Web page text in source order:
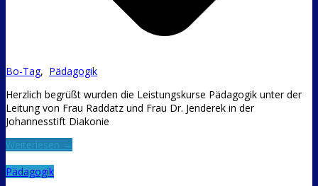
Bo-Tag, Pädagogik
Herzlich begrüßt wurden die Leistungskurse Pädagogik unter der
Leitung von Frau Raddatz und Frau Dr. Jenderek in der
Johannesstift Diakonie
Weiterlesen →
Pädagogik